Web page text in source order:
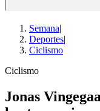
Semana|
Deportes|
Ciclismo
Ciclismo
Jonas